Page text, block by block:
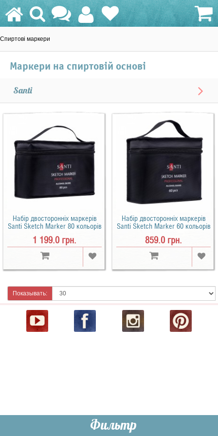
Спиртові маркери
Маркери на спиртовій основі
Santi
Набір двосторонніх маркерів
Santi Sketch Marker 80 кольорів
1 199.0 грн.
Набір двосторонніх маркерів
Santi Sketch Marker 60 кольорів
859.0 грн.
Показывать: